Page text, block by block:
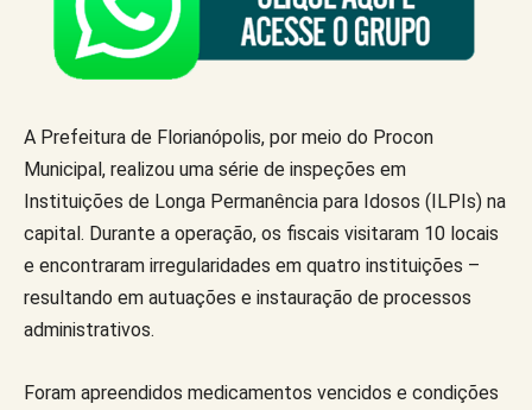
A Prefeitura de Florianópolis, por meio do Procon
Municipal, realizou uma série de inspeções em
Instituições de Longa Permanência para Idosos (ILPIs) na
capital. Durante a operação, os fiscais visitaram 10 locais
e encontraram irregularidades em quatro instituições –
resultando em autuações e instauração de processos
administrativos.
Foram apreendidos medicamentos vencidos e condições